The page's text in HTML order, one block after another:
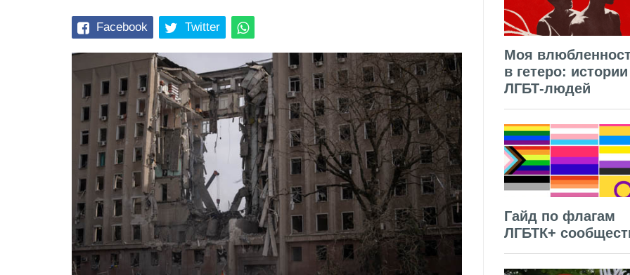
Facebook Twitter
Моя
в гетеро: истории
ЛГБТ-людей
Гайд по флагам
ЛГБТК+